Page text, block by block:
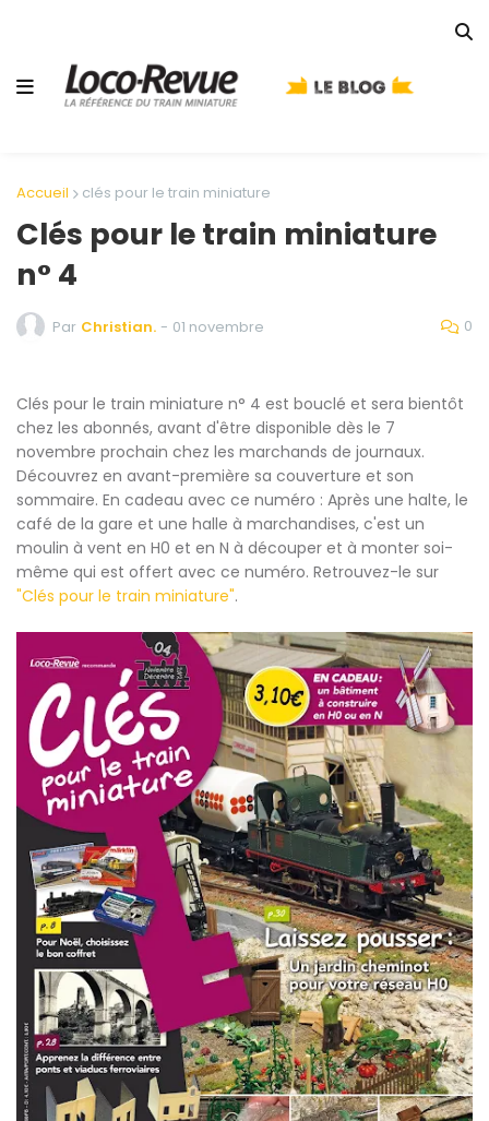
Accueil clés pour le train miniature
Clés pour le train miniature
n° 4
Par Christian. - 01 novembre 0
Clés pour le train miniature n° 4 est bouclé et sera bientôt
chez les abonnés, avant d'être disponible dès le 7
novembre prochain chez les marchands de journaux.
Découvrez en avant-première sa couverture et son
sommaire. En cadeau avec ce numéro : Après une halte, le
café de la gare et une halle à marchandises, c'est un
moulin à vent en H0 et en N à découper et à monter soi-
même qui est offert avec ce numéro. Retrouvez-le sur
"Clés pour le train miniature".